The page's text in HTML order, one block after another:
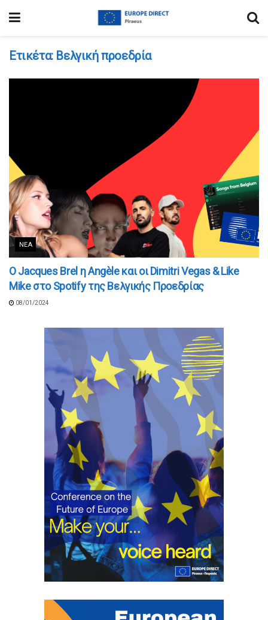
Ετικέτα: Βελγική προεδρία
ΝΈΑ
O Jacques Brel η Angèle και οι Dimitri Vegas & Like
Mike στο Spotify της Βελγικής Προεδρίας
08/01/2024